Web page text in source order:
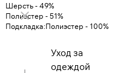
Шерсть - 49%
Полиэстер - 51%
Подкладка:Полиэстер - 100%
Уход за
одеждой